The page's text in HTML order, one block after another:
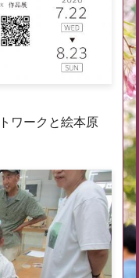
ワークと絵本原